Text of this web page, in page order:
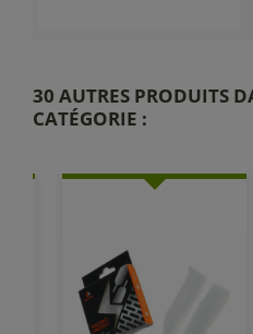
30 AUTRES PRODUITS
CATÉGORIE :